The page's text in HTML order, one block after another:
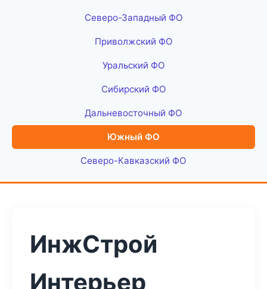
Северо-Западный ФО
Приволжский ФО
Уральский ФО
Сибирский ФО
Дальневосточный ФО
Южный ФО
Северо-Кавказский ФО
ИнжСтрой
Интерьер